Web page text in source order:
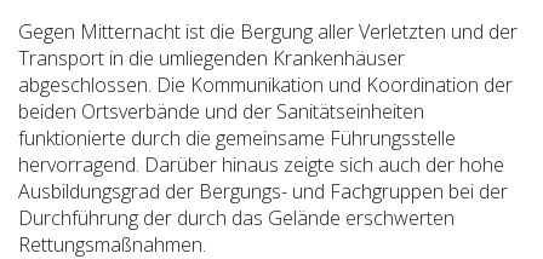
Gegen Mitternacht ist die Bergung aller Verletzten und der
Transport in die umliegenden Krankenhäuser
abgeschlossen. Die Kommunikation und Koordination der
beiden Ortsverbände und der Sanitätseinheiten
funktionierte durch die gemeinsame Führungsstelle
hervorragend. Darüber hinaus zeigte sich auch der hohe
Ausbildungsgrad der Bergungs- und Fachgruppen bei der
Durchführung der durch das Gelände erschwerten
Rettungsmaßnahmen.